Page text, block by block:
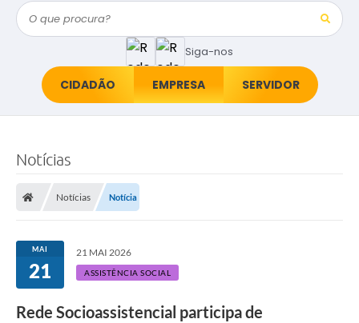
Siga-nos
O que procura?
CIDADÃO EMPRESA SERVIDOR
Notícias
Notícias Notícia
MAI
21
21 MAI 2026
ASSISTÊNCIA SOCIAL
Rede Socioassistencial participa de